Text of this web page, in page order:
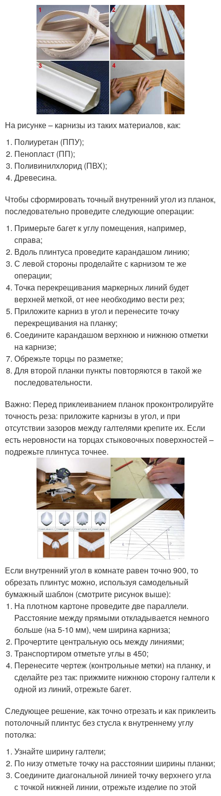
На рисунке – карнизы из таких материалов, как:
Полиуретан (ППУ);
Пенопласт (ПП);
Поливинилхлорид (ПВХ);
Древесина.
Чтобы сформировать точный внутренний угол из планок,
последовательно проведите следующие операции:
Примерьте багет к углу помещения, например,
справа;
Вдоль плинтуса проведите карандашом линию;
С левой стороны проделайте с карнизом те же
операции;
Точка перекрещивания маркерных линий будет
верхней меткой, от нее необходимо вести рез;
Приложите карниз в угол и перенесите точку
перекрещивания на планку;
Соедините карандашом верхнюю и нижнюю отметки
на карнизе;
Обрежьте торцы по разметке;
Для второй планки пункты повторяются в такой же
последовательности.
Важно: Перед приклеиванием планок проконтролируйте
точность реза: приложите карнизы в угол, и при
отсутствии зазоров между галтелями крепите их. Если
есть неровности на торцах стыковочных поверхностей –
подрежьте плинтуса точнее.
Если внутренний угол в комнате равен точно 900, то
обрезать плинтус можно, используя самодельный
бумажный шаблон (смотрите рисунок выше):
На плотном картоне проведите две параллели.
Расстояние между прямыми откладывается немного
больше (на 5-10 мм), чем ширина карниза;
Прочертите центральную ось между линиями;
Транспортиром отметьте углы в 450;
Перенесите чертеж (контрольные метки) на планку, и
сделайте рез так: прижмите нижнюю сторону галтели к
одной из линий, отрежьте багет.
Следующее решение, как точно отрезать и как приклеить
потолочный плинтус без стусла к внутреннему углу
потолка:
Узнайте ширину галтели;
По низу отметьте точку на расстоянии ширины планки;
Соедините диагональной линией точку верхнего угла
с точкой нижней линии, отрежьте изделие по этой